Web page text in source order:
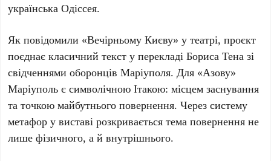
українська Одіссея.
Як повідомили «Вечірньому Києву» у театрі, проєкт
поєднає класичний текст у перекладіБориса Тена зі
свідченнямиоборонців Маріуполя. Для «Азову»
Маріуполь є символічною Ітакою: місцем заснування
та точкою майбутнього повернення. Через систему
метафор у виставі розкривається тема повернення не
лише фізичного, а й внутрішнього.